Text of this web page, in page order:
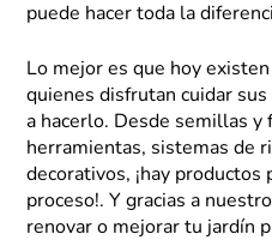
puede hacer toda la
Lo mejor es que hoy
quienes disfrutan cuidar
a hacerlo. Desde semillas y
herramientas, sistemas de
decorativos, ¡hay productos
proceso!. Y gracias a
renovar o mejorar tu jardín